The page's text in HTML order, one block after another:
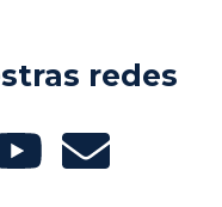
redes